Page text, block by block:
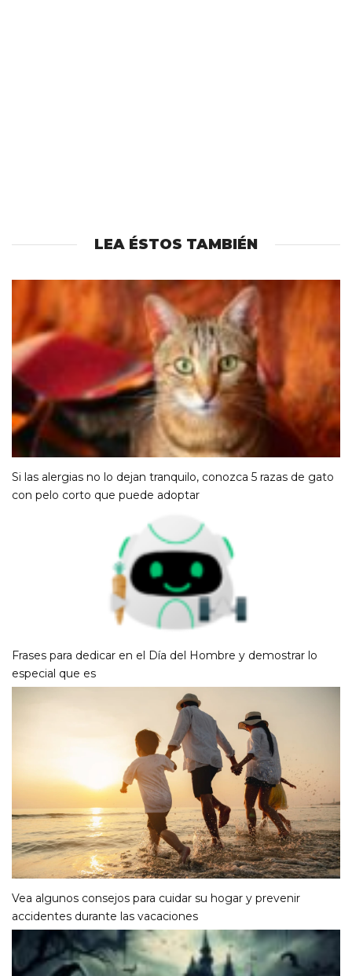
LEA ÉSTOS TAMBIÉN
Si las alergias no lo dejan tranquilo, conozca 5 razas de gato
con pelo corto que puede adoptar
Frases para dedicar en el Día del Hombre y demostrar lo
especial que es
Vea algunos consejos para cuidar su hogar y prevenir
accidentes durante las vacaciones